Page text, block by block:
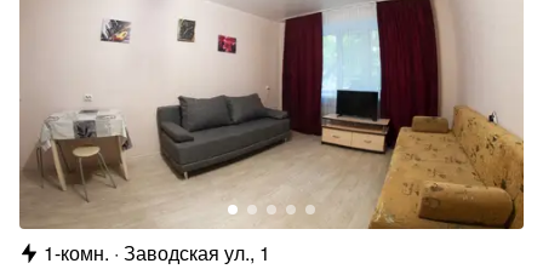
1-комн. Заводская ул., 1